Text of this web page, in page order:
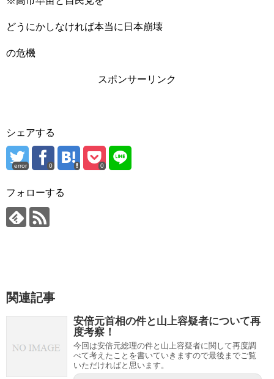
どうにかしなければ本当に日本崩壊
の危機
スポンサーリンク
シェアする
error 0 0
フォローする
関連記事
安倍元首相の件と山上容疑者について再
度考察！
今回は安倍元総理の件と山上容疑者に関して再度調
べて考えたことを書いていきますので最後までご覧
いただければと思います。